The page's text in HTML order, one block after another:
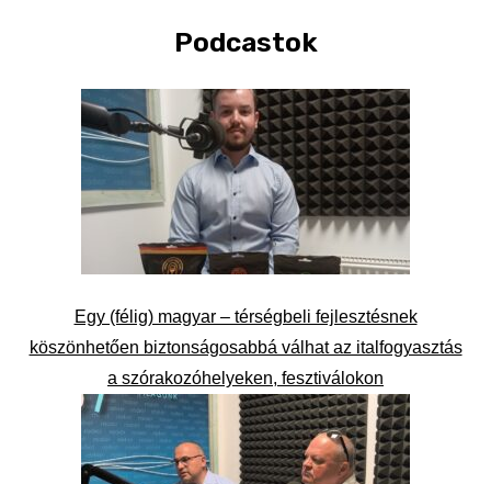
Podcastok
Egy (félig) magyar – térségbeli fejlesztésnek
köszönhetően biztonságosabbá válhat az italfogyasztás
a szórakozóhelyeken, fesztiválokon